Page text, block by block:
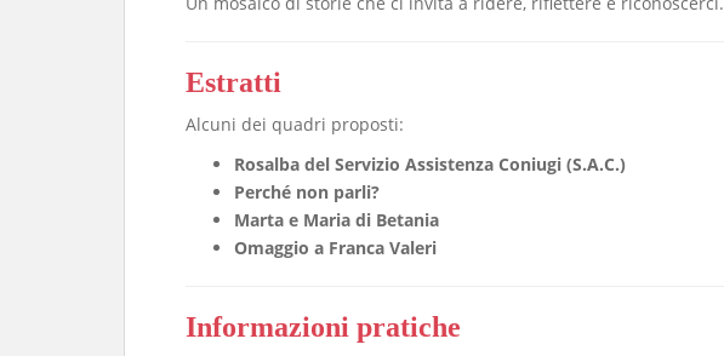
Estratti
Alcuni dei quadri proposti:
Rosalba del Servizio Assistenza Coniugi (S.A.C.)
Perché non parli?
Marta e Maria di Betania
Omaggio a Franca Valeri
Informazioni pratiche